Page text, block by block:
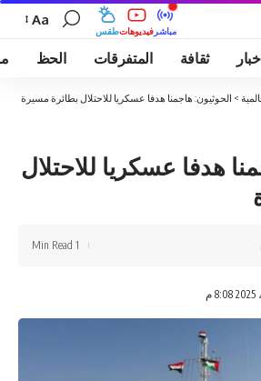
طقسفيديوهات مباشر
Aa
ثقافة المتفرقات الحظ
> الحوثيون: هاجمنا هدفا عسكريا للاحتلال بطائرة مسيرة
هدفا عسكريا للاحتلال
1 Min Read